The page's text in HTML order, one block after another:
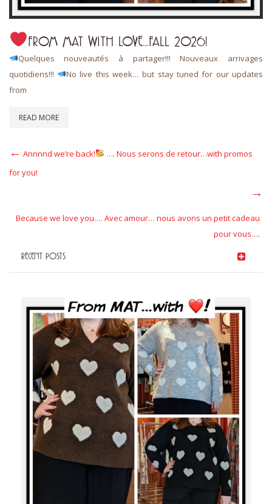
FROM MAT WITH LOVE…FALL 2026!
Quelques nouveautés à partager!!! Nouveaux arrivages
quotidiens!!!
No live this week… but stay tuned for our updates
from
READ MORE
Post
navigation
Annnnd we’re back!
…. Nous serons de retour…with promos
for you!
Because we love you…. Avec amour… nous avons un petit cadeau
pour vous….
RECENT POSTS